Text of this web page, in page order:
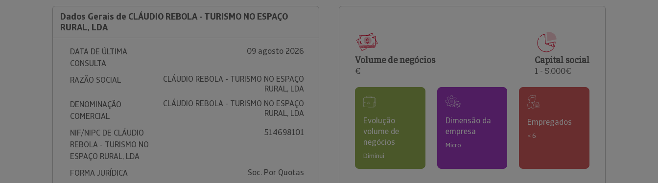
comerciais e analisar o risco de incumprimento dos
Dados Gerais de CLÁUDIO REBOLA - TURISMO NO ESPAÇO
RURAL, LDA
DATA DE ÚLTIMA
CONSULTA
09 agosto 2026
RAZÃO SOCIAL
CLÁUDIO REBOLA - TURISMO NO ESPAÇO
RURAL, LDA
DENOMINAÇÃO
COMERCIAL
CLÁUDIO REBOLA - TURISMO NO ESPAÇO
RURAL, LDA
NIF/NIPC DE CLÁUDIO
REBOLA - TURISMO NO
ESPAÇO RURAL, LDA
514698101
FORMA JURÍDICA
Soc. Por Quotas
Volume de negócios
€
Capital social
1 - 5.000€
Evolução
volume de
negócios
Diminui
Dimensão da
empresa
Micro
Empregados
< 6